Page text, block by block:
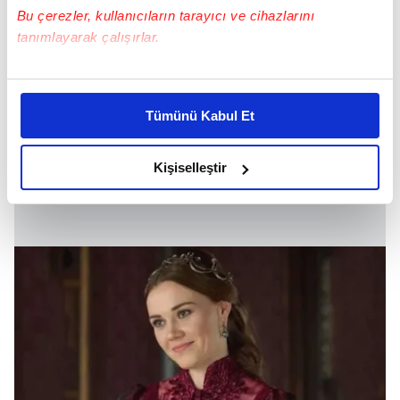
Bu çerezler, kullanıcıların tarayıcı ve cihazlarını
tanımlayarak çalışırlar.
Bu çerezlere izin vermeniz halinde sizlere özel
daha iyi reklam deneyimi yaşatabiliriz. Bunu yaparken
amacımızın size daha iyi bir reklam deneyimi sunmak
olduğunu ve sizlere en iyi içerikleri sunabilmek adına
elimizden gelen çabayı gösterdiğimizi ve bu noktada,
reklamların maliyetlerimizi karşılamak noktasında tek gelir
Her halükârda, kullanıcılar, bu çerezlere izin vermedikleri
takdirde, kullanıcılara hedefli reklamlar
Sizlere daha iyi bir hizmet sunabilmek için İnternet
Sitemizde kendimize ve üçüncü kişilere ait çerezler
Tümünü Kabul Et
Kişiselleştir